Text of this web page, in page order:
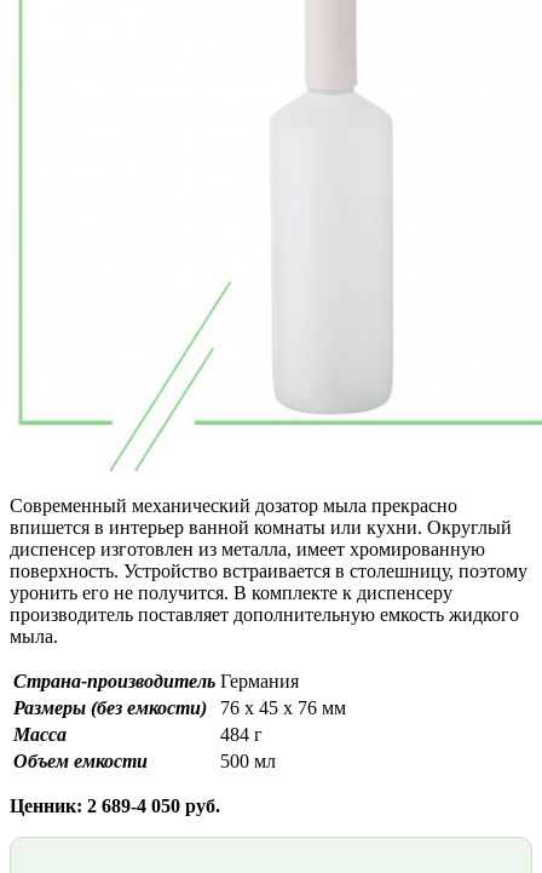
Современный механический дозатор мыла прекрасно
впишется в интерьер ванной комнаты или кухни. Округлый
диспенсер изготовлен из металла, имеет хромированную
поверхность. Устройство встраивается в столешницу, поэтому
уронить его не получится. В комплекте к диспенсеру
производитель поставляет дополнительную емкость жидкого
мыла.
Страна-производитель Германия
Размеры (без емкости)
76 х 45 х 76 мм
Масса
484 г
Объем емкости
500 мл
Ценник: 2 689-4 050 руб.